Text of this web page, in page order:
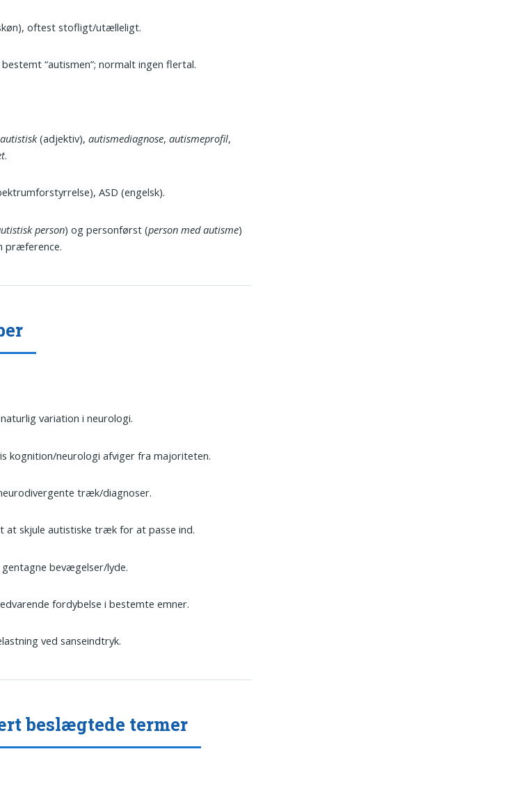
oftest stofligt/utælleligt.
“autismen”; normalt ingen flertal.
autistisk(adjektiv),autismediagnose,autismeprofil,
.
ASD (engelsk).
person) og personførst (person med autisme)
præference.
variation i neurologi.
kognition/neurologi afviger fra majoriteten.
træk/diagnoser.
at skjule autistiske træk for at passe ind.
bevægelser/lyde.
fordybelse i bestemte emner.
ved sanseindtryk.
beslægtede termer